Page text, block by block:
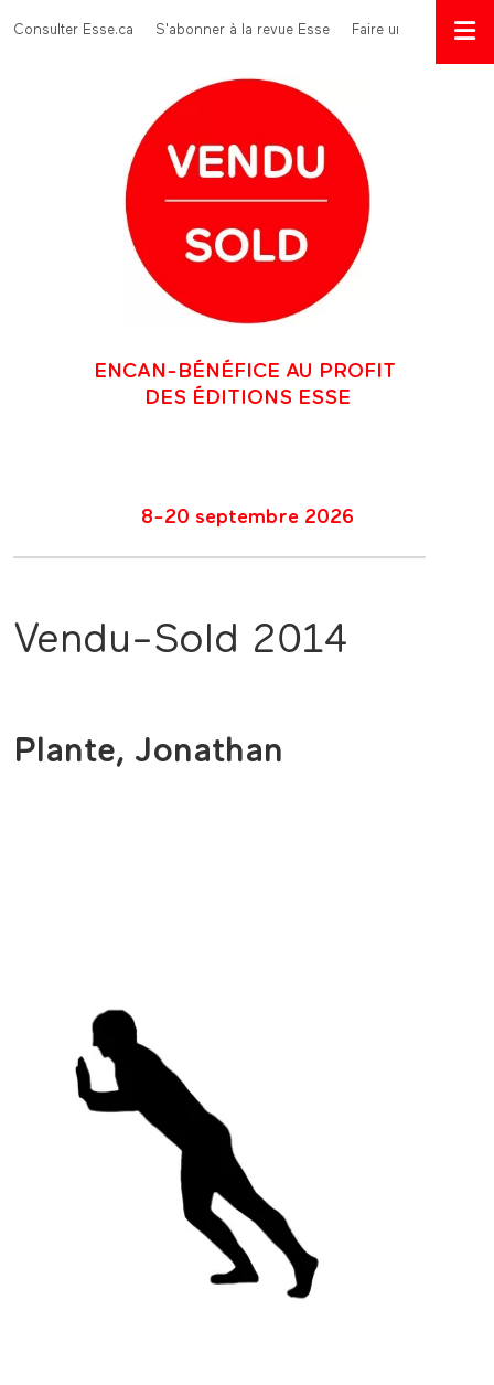
Menu Top
Consulter Esse.ca S'abonner à la revue Esse Faire un don
ENCAN-BÉNÉFICE AU PROFIT
DES ÉDITIONS ESSE
8-20 septembre 2026
Vendu-Sold 2014
Plante, Jonathan